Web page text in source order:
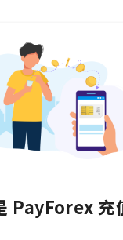
PayForex 充